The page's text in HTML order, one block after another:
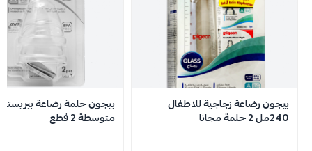
لا توجد تقييمات حاليا
بيجون رضاعة زجاجية للاطفال
240مل 2 حلمة مجانا
بيجون حلمة رضاعة
متوسطة 2 قطع